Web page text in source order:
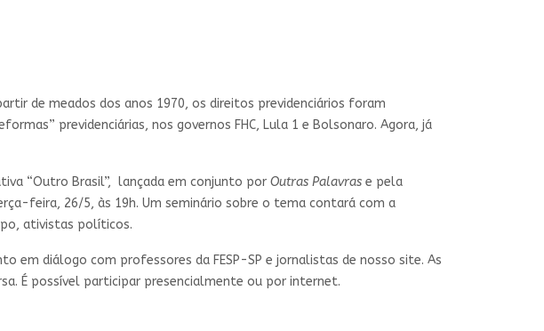
de meados dos anos 1970, os direitos previdenciários foram
previdenciárias, nos governos FHC, Lula 1 e Bolsonaro. Agora, já
“Outro Brasil”, lançada em conjunto por Outras Palavras e pela
feira, 26/5, às 19h. Um seminário sobre o tema contará com a
ativistas políticos.
em diálogo com professores da FESP-SP e jornalistas de nosso site. As
É possível participar presencialmente ou por internet.